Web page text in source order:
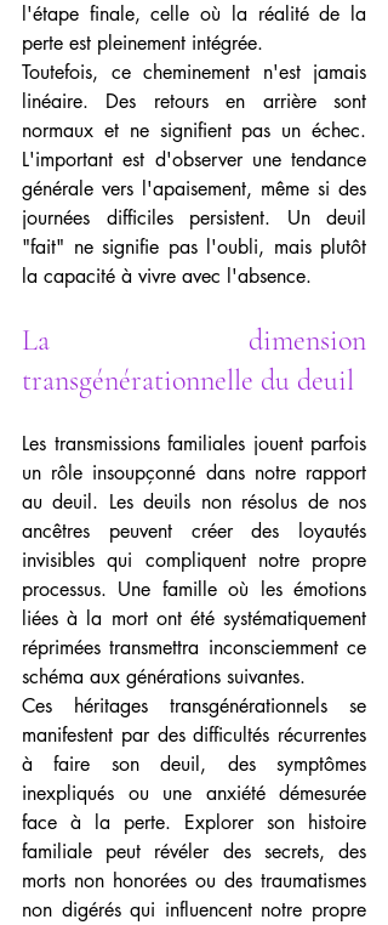
l'étape finale, celle où la réalité de la
perte est pleinement intégrée.
Toutefois, ce cheminement n'est jamais
linéaire. Des retours en arrière sont
normaux et ne signifient pas un échec.
L'important est d'observer une tendance
générale vers l'apaisement, même si des
journées difficiles persistent. Un deuil
"fait" ne signifie pas l'oubli, mais plutôt
la capacité à vivre avec l'absence.
La dimension
transgénérationnelle du deuil
Les transmissions familiales jouent parfois
un rôle insoupçonné dans notre rapport
au deuil. Les deuils non résolus de nos
ancêtres peuvent créer des loyautés
invisibles qui compliquent notre propre
processus. Une famille où les émotions
liées à la mort ont été systématiquement
réprimées transmettra inconsciemment ce
schéma aux générations suivantes.
Ces héritages transgénérationnels se
manifestent par des difficultés récurrentes
à faire son deuil, des symptômes
inexpliqués ou une anxiété démesurée
face à la perte. Explorer son histoire
familiale peut révéler des secrets, des
morts non honorées ou des traumatismes
non digérés qui influencent notre propre